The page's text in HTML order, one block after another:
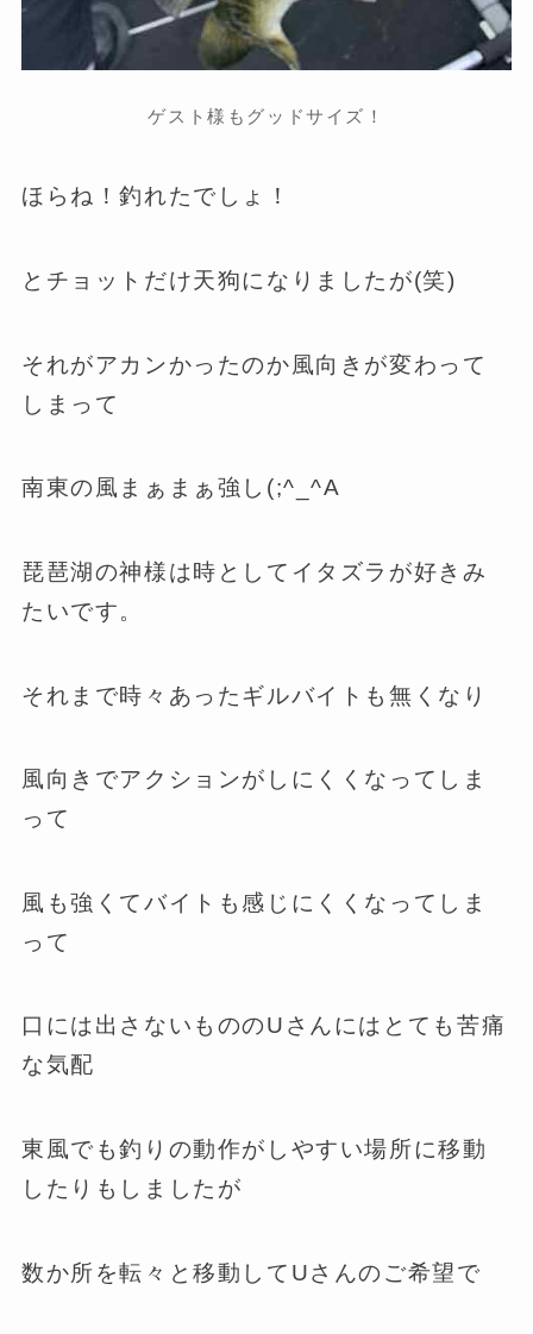
ゲスト様もグッドサイズ！
ほらね！釣れたでしょ！
とチョットだけ天狗になりましたが(笑)
それがアカンかったのか風向きが変わって
しまって
南東の風まぁまぁ強し(;^_^A
琵琶湖の神様は時としてイタズラが好きみ
たいです。
それまで時々あったギルバイトも無くなり
風向きでアクションがしにくくなってしま
って
風も強くてバイトも感じにくくなってしま
って
口には出さないもののUさんにはとても苦痛
な気配
東風でも釣りの動作がしやすい場所に移動
したりもしましたが
数か所を転々と移動してUさんのご希望で